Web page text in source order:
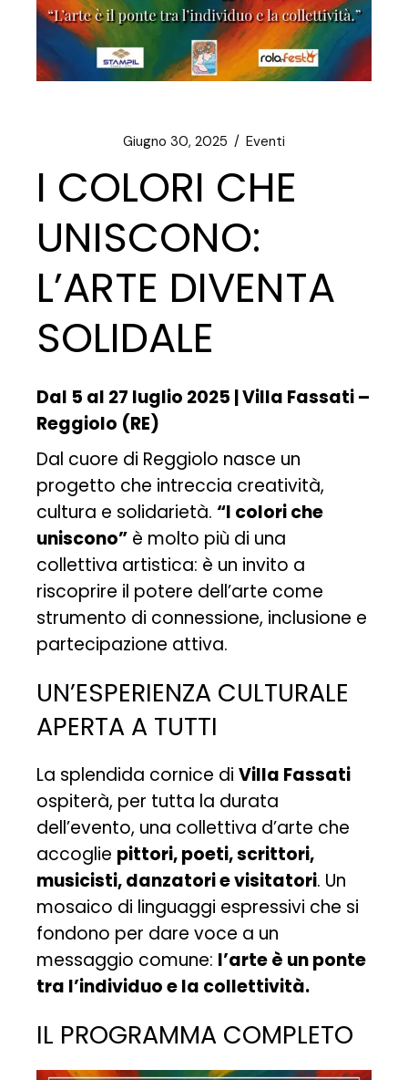
Giugno 30, 2025 Eventi
I COLORI CHE
UNISCONO:
L’ARTE DIVENTA
SOLIDALE
Dal 5 al 27 luglio 2025 | Villa Fassati –
Reggiolo (RE)
Dal cuore di Reggiolo nasce un
progetto che intreccia creatività,
cultura e solidarietà. “I colori che
uniscono” è molto più di una
collettiva artistica: è un invito a
riscoprire il potere dell’arte come
strumento di connessione, inclusione e
partecipazione attiva.
UN’ESPERIENZA CULTURALE
APERTA A TUTTI
La splendida cornice diVilla Fassati
ospiterà, per tutta la durata
dell’evento, una collettiva d’arte che
accoglie pittori, poeti, scrittori,
musicisti, danzatori e visitatori. Un
mosaico di linguaggi espressivi che si
fondono per dare voce a un
messaggio comune: l’arte è un ponte
tra l’individuo e la collettività.
IL PROGRAMMA COMPLETO